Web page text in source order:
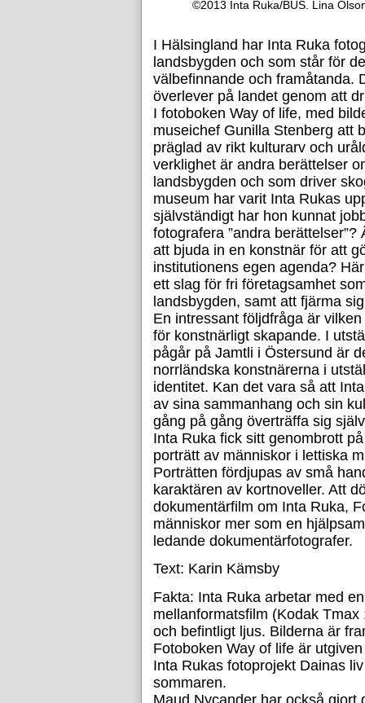
©2013 Inta Ruka/BUS. Lina
I Hälsingland har Inta Ruka
landsbygden och som står för
välbefinnande och framåtanda.
överlever på landet genom att
I fotoboken Way of life, med
museichef Gunilla Stenberg att
präglad av rikt kulturarv och
verklighet är andra berättelser
landsbygden och som driver
museum har varit Inta Rukas
självständigt har hon kunnat
fotografera ”andra
att bjuda in en konstnär för att
institutionens egen agenda?
ett slag för fri företagsamhet
landsbygden, samt att fjärma
En intressant följdfråga är
för konstnärligt skapande. I
pågår på Jamtli i Östersund är
norrländska konstnärerna i
identitet. Kan det vara så att
av sina sammanhang och sin
gång på gång överträffa sig
Inta Ruka fick sitt genombrott
porträtt av människor i lettiska
Porträtten fördjupas av små
karaktären av kortnoveller. Att
dokumentärfilm om Inta Ruka,
människor mer som en
ledande dokumentärfotografer.
Text: Karin Kämsby
Fakta: Inta Ruka arbetar med
mellanformatsfilm (Kodak
och befintligt ljus. Bilderna är
Fotoboken Way of life är
Inta Rukas fotoprojekt Dainas
sommaren.
Maud Nycander har också gjort